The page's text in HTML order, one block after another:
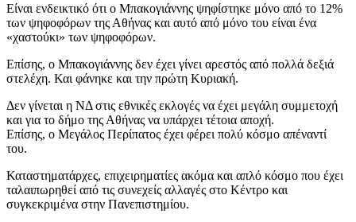
Είναι ενδεικτικό ότι ο Μπακογιάννης ψηφίστηκε μόνο από το 12%
των ψηφοφόρων της Αθήνας και αυτό από μόνο του είναι ένα
«χαστούκι» των ψηφοφόρων.
Επίσης, ο Μπακογιάννης δεν έχει γίνει αρεστός από πολλά δεξιά
στελέχη. Και φάνηκε και την πρώτη Κυριακή.
Δεν γίνεται η ΝΔ στις εθνικές εκλογές να έχει μεγάλη συμμετοχή
και για το δήμο της Αθήνας να υπάρχει τέτοια αποχή.
Επίσης, ο Μεγάλος Περίπατος έχει φέρει πολύ κόσμο απέναντί
του.
Καταστηματάρχες, επιχειρηματίες ακόμα και απλό κόσμο που έχει
ταλαιπωρηθεί από τις συνεχείς αλλαγές στο Κέντρο και
συγκεκριμένα στην Πανεπιστημίου.